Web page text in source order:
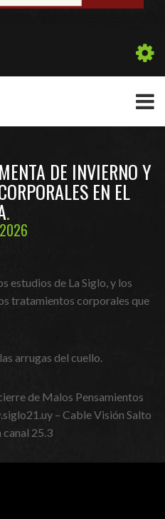
DE INVIERNO Y
EN EL
estudios de La Siglo, y los
tratamientos corporales que
arrugas del cuello.
de Malos Pensamientos
– Cable Visión Salto
25.3